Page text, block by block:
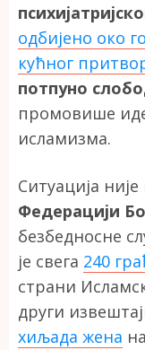
одбијено око
кућног
потпуно
промовише
исламизма.
Ситуација
Федерацији
безбедносне
је свега 240
страни
други
хиљада жена